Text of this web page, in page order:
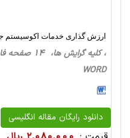
ارزش گذاری خدمات اکوسیستم
WORD
دانلود رایگان مقاله انگلیسی